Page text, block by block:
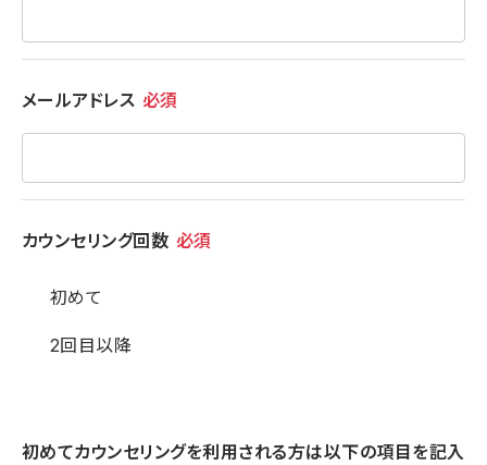
メールアドレス 必須
カウンセリング回数 必須
初めて
2回目以降
初めてカウンセリングを利用される方は以下の項目を記入